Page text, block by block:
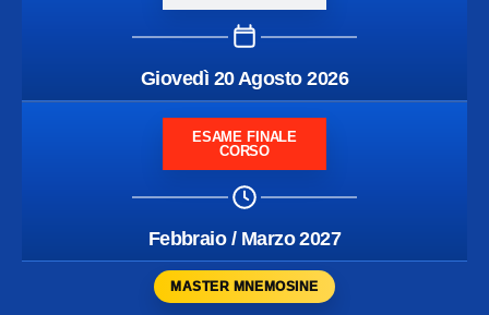
Giovedì 20 Agosto 2026
ESAME FINALE
CORSO
Febbraio / Marzo 2027
MASTER MNEMOSINE